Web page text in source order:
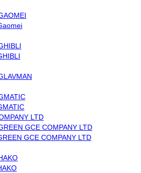
LTD
GCE COMPANY LTD
GCE COMPANY LTD